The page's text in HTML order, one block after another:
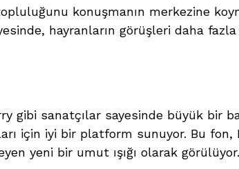
konuşmanın merkezine
hayranların görüşleri daha
gibi sanatçılar sayesinde büyük bir
için iyi bir platform sunuyor. Bu fon,
yeni bir umut ışığı olarak görülüyor.